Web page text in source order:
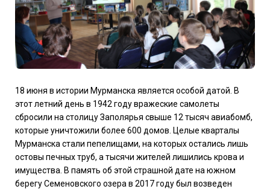
18 июня в истории Мурманска является особой датой. В
этот летний день в 1942 году вражеские самолеты
сбросили на столицу Заполярья свыше 12 тысяч авиабомб,
которые уничтожили более 600 домов. Целые кварталы
Мурманска стали пепелищами, на которых остались лишь
остовы печных труб, а тысячи жителей лишились крова и
имущества. В память об этой страшной дате на южном
берегу Семеновского озера в 2017 году был возведен